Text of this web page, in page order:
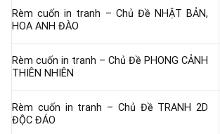
Rèm cuốn in tranh – Chủ Đề NHẬT BẢN,
HOA ANH ĐÀO
Rèm cuốn in tranh – Chủ Đề PHONG CẢNH
THIÊN NHIÊN
Rèm cuốn in tranh – Chủ Đề TRANH 2D
ĐỘC ĐÁO